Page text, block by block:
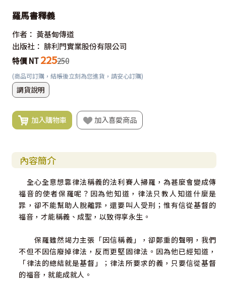
羅馬書釋義
作者： 黃基甸傳道
出版社： 腓利門實業股份有限公司
特價 NT 225250
(商品可訂購，結帳後立刻為您進貨，請安心訂購)
調貨說明
加入購物車 加入喜愛商品
內容簡介
全心全意想靠律法稱義的法利賽人掃羅，為甚麼會變成傳
福音的使者保羅呢？因為他知道，律法只教人知道什麼是
罪，卻不能幫助人脫離罪，還要叫人受刑；惟有信從基督的
福音，才能稱義、成聖，以致得享永生。
保羅雖然竭力主張「因信稱義」，卻鄭重的聲明，我們
不但不因信廢掉律法，反而更堅固律法。因為他已經知道，
「律法的總結就是基督」；律法所要求的義，只要信從基督
的福音，就能成就人。